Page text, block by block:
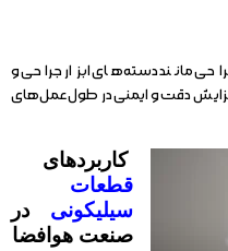
مانند دسته‌های ابزار جراحی و
دقت و ایمنی در طول عمل‌های
کاربردهای
قطعات
سیلیکونی در
صنعت هوافضا